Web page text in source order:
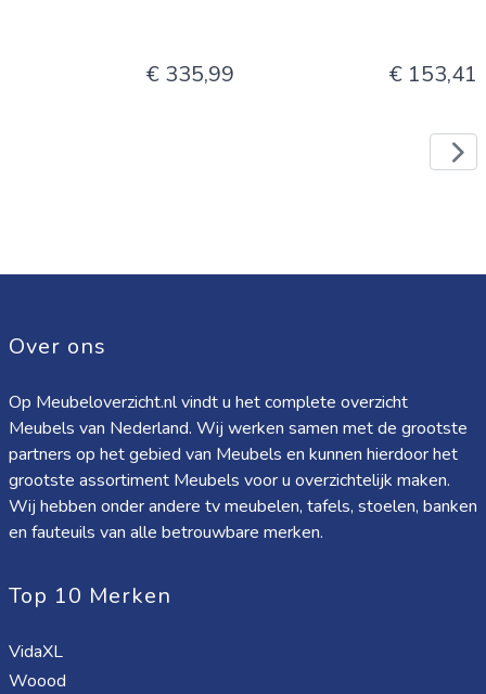
€ 335,99 € 153,41
Over ons
Op Meubeloverzicht.nl vindt u het complete overzicht
Meubels van Nederland. Wij werken samen met de grootste
partners op het gebied van Meubels en kunnen hierdoor het
grootste assortiment Meubels voor u overzichtelijk maken.
Wij hebben onder andere tv meubelen, tafels, stoelen, banken
en fauteuils van alle betrouwbare merken.
Top 10 Merken
VidaXL
Woood